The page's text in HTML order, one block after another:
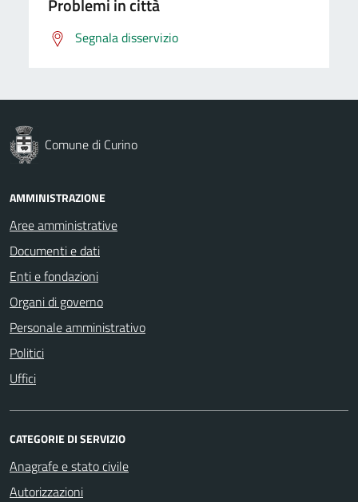
Problemi in città
Segnala disservizio
Comune di Curino
AMMINISTRAZIONE
Aree amministrative
Documenti e dati
Enti e fondazioni
Organi di governo
Personale amministrativo
Politici
Uffici
CATEGORIE DI SERVIZIO
Anagrafe e stato civile
Autorizzazioni